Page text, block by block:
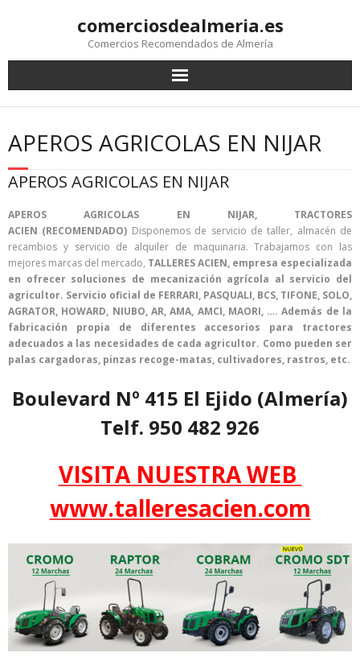
comerciosdealmeria.es
Comercios Recomendados de Almería
APEROS AGRICOLAS EN NIJAR
APEROS AGRICOLAS EN NIJAR
APEROS AGRICOLAS EN NIJAR, TRACTORES
ACIEN (RECOMENDADO) Disponemos de servicio de taller, almacén de
recambios y servicio de alquiler de maquinaria. Trabajamos con las
mejores marcas del mercado, TALLERES ACIEN, empresa especializada
en ofrecer soluciones de mecanización agrícola al servicio del
agricultor. Servicio oficial de FERRARI, PASQUALI, BCS, TIFONE, SOLO,
AGRATOR, HOWARD, NIUBO, AR, AMA, AMCI, MAORI, …. Además de la
fabricación propia de diferentes accesorios para tractores
adecuados a las necesidades de cada agricultor. Como pueden ser
palas cargadoras, pinzas recoge-matas, cultivadores, rastros, etc.
Boulevard Nº 415 El Ejido (Almería)
Telf. 950 482 926
VISITA NUESTRA WEB
www.talleresacien.com